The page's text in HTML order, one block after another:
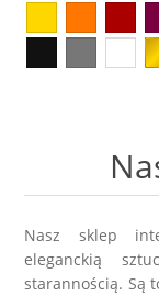
Zestawy
Akcesoria
Naszyjniki męskie
Zestawy
Kolczyki męskie
Kolekcja ZODIAK
Kamienie
Perły
Biżuteria ślubna
Wieczorowa
AGAT
AWENTURYN
JASPIS
Nasz sklep
eleganckią
starannością. Są